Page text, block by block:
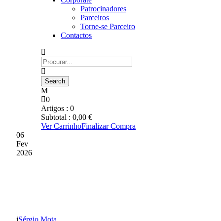
Patrocinadores
Parceiros
Torne-se Parceiro
Contactos
0
Artigos : 0
Subtotal : 0,00 €
Ver CarrinhoFinalizar Compra
06
Fev
2026
Sérgio Mota